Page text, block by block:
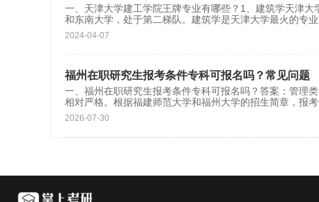
一、天津大学建工学院王牌专业有哪些？1、建筑学天津
和东南大学，处于第二梯队。建筑学是天津大学最火的专
2024-04-07
福州在职研究生报考条件专科可报名吗？常见问题
一、福州在职研究生报考条件专科可报名吗？答案：管
相对严格。根据福建师范大学和福州大学的招生简章，报
2026-07-30